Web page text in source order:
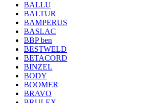
BALLU
BALTUR
BAMPERUS
BASLAC
BBP ben
BESTWELD
BETACORD
BINZEL
BODY
BOOMER
BRAVO